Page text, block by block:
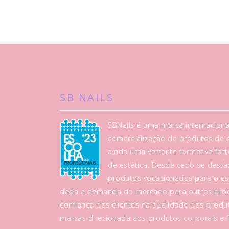
SB NAILS
SBNails é uma marca
comercialização de produtos de
ainda uma vertente formativa
de estética. Desde cedo se
produtos vocacionados para o
dada a demanda do mercado para outros
confiança dos clientes na qualidade dos
marcas direcionada aos produtos corporais e